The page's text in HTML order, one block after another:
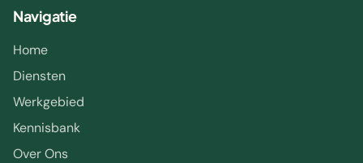
Navigatie
Home
Diensten
Werkgebied
Kennisbank
Over Ons